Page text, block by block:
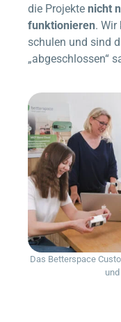
die Projekte nicht
funktionieren. Wir
schulen und sind
„abgeschlossen“
Das Betterspace